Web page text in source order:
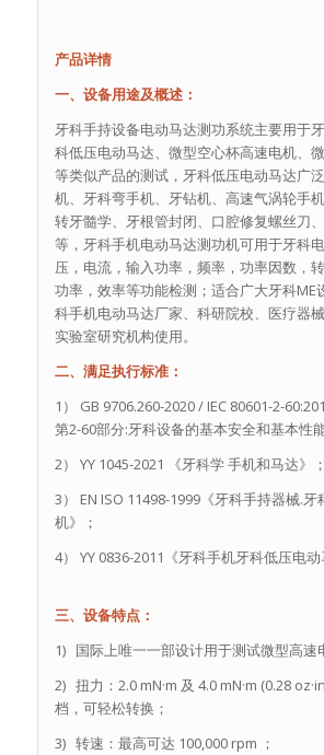
产品详情
一、设备用途及概述：
牙科手持设备电动马达测功系统主要用于
科低压电动马达、微型空心杯高速电机、
等类似产品的测试，牙科低压电动马达广
机、牙科弯手机、牙钻机、高速气涡轮手
转牙髓学、牙根管封闭、口腔修复螺丝刀
等，牙科手机电动马达测功机可用于牙科
压，电流，输入功率，频率，功率因数，
功率，效率等功能检测；适合广大牙科ME
科手机电动马达厂家、科研院校、医疗器
实验室研究机构使用。
二、满足执行标准：
1） GB 9706.260-2020 / IEC 80601-2-
第2-60部分:牙科设备的基本安全和基本性
2） YY 1045-2021 《牙科学 手机和马达》；
3） EN ISO 11498-1999《牙科手持器械.牙
机》；
4） YY 0836-2011《牙科手机牙科低压电动
三、设备特点：
1) 国际上唯一一部设计用于测试微型高速
2) 扭力：2.0 mN·m 及 4.0 mN·m (0.28
档，可轻松转换；
3) 转速：最高可达 100,000 rpm ；